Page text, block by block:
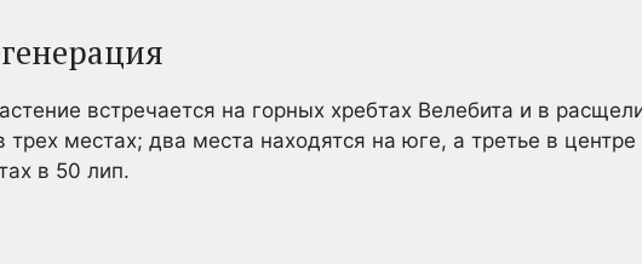
встречается на горных хребтах Велебита и в
трех местах; два места находятся на юге, а третье в
в 50 лип.